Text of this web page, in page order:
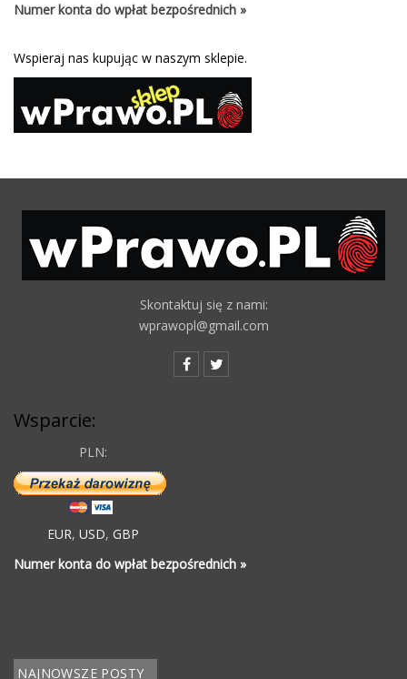
Numer konta do wpłat bezpośrednich »
Wspieraj nas kupując w naszym sklepie.
Skontaktuj się z nami:
wprawopl@gmail.com
Wsparcie:
PLN:
EUR, USD, GBP
Numer konta do wpłat bezpośrednich »
NAJNOWSZE POSTY